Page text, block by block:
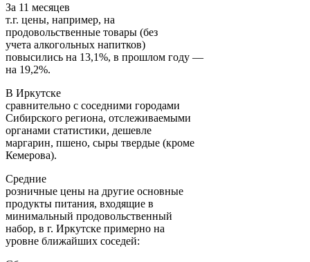
За 11 месяцев
т.г. цены, например, на
продовольственные товары (без
учета алкогольных напитков)
повысились на 13,1%, в прошлом году —
на 19,2%.
В Иркутске
сравнительно с соседними городами
Сибирского региона, отслеживаемыми
органами статистики, дешевле
маргарин, пшено, сыры твердые (кроме
Кемерова).
Средние
розничные цены на другие основные
продукты питания, входящие в
минимальный продовольственный
набор, в г. Иркутске примерно на
уровне ближайших соседей: